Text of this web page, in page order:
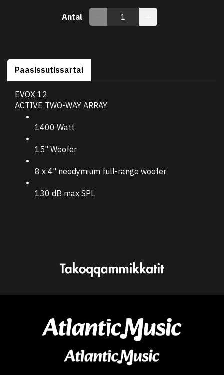
Antal
Paasissutissartai
EVOX 12
ACTIVE TWO-WAY ARRAY
1400 Watt
15" Woofer
8 x 4" neodymium full-range woofer
130 dB max SPL